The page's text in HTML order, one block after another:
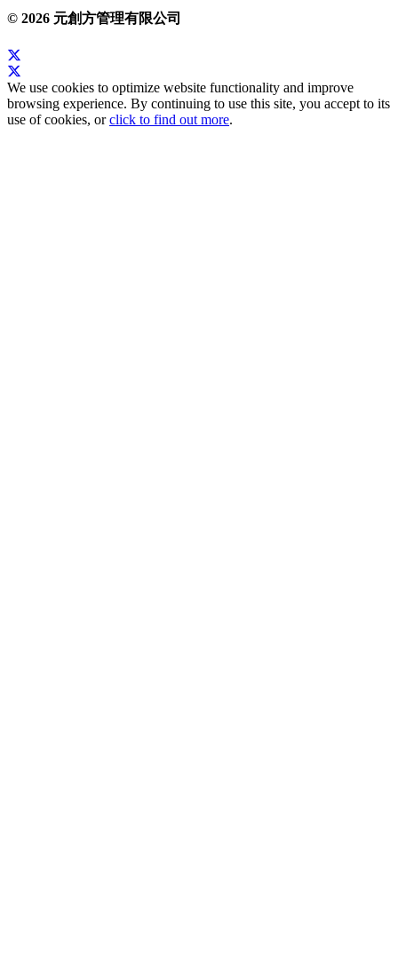
© 2026 元創方管理有限公司
We use cookies to optimize website functionality and improve
browsing experience. By continuing to use this site, you accept to its
use of cookies, orclick to find out more.